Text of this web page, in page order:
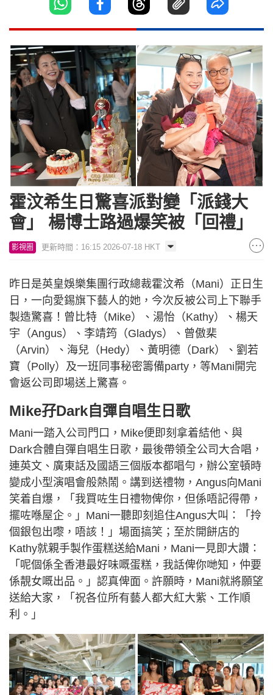
霍汶希生日驚喜派對變「派錢大
會」 楊博士路過爆笑被「回禮」
影視圈 更新時間：16:15 2026-07-18 HKT
昨日是英皇娛樂集團行政總裁霍汶希（Mani）正日生
日，一向愛錫旗下藝人的她，今次反被公司上下聯手
製造驚喜！曾比特（Mike）、湯怡（Kathy）、楊天
宇（Angus）、李靖筠（Gladys）、曾傲棐
（Arvin）、海兒（Hedy）、黃明德（Dark）、劉若
寶（Polly）及一班同事秘密籌備party，等Mani開完
會返公司即場送上驚喜。
Mike孖Dark自彈自唱生日歌
Mani一踏入公司門口，Mike便即刻拿着結他、與
Dark合體自彈自唱生日歌，最後帶領全公司大合唱，
連英文、廣東話及國語三個版本都唱勻，辦公室頓時
變成小型演唱會般熱鬧。講到送禮物，Angus向Mani
笑着自爆，「我買咗生日禮物俾你，但係唔記得帶，
擺咗喺屋企。」Mani一聽即刻追住Angus大叫：「拎
個銀包出嚟，唔該！」場面搞笑；至於開餅店的
Kathy就親手製作蛋糕送給Mani，Mani一見即大讚：
「呢個係全香港最好味嘅蛋糕，我話俾你哋知，仲要
係靚女嘅出品。」認真俾面。許願時，Mani就將願望
送給大家，「祝各位所有藝人都大紅大紫、工作順
利。」